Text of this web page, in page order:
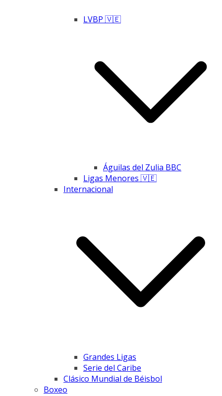
LVBP 🇻🇪
Águilas del Zulia BBC
Ligas Menores 🇻🇪
Internacional
Grandes Ligas
Serie del Caribe
Clásico Mundial de Béisbol
Boxeo